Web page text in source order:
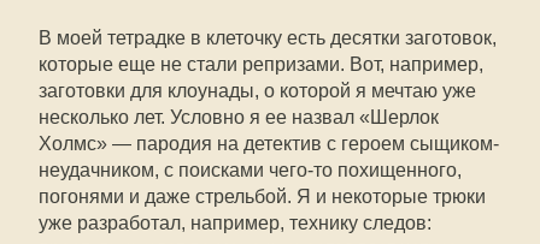
В моей тетрадке в клеточку есть десятки заготовок,
которые еще не стали репризами. Вот, например,
заготовки для клоунады, о которой я мечтаю уже
несколько лет. Условно я ее назвал «Шерлок
Холмс» — пародия на детектив с героем сыщиком-
неудачником, с поисками чего-то похищенного,
погонями и даже стрельбой. Я и некоторые трюки
уже разработал, например, технику следов: